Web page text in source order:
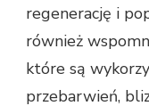
regenerację i
również
które są
przebarwień,